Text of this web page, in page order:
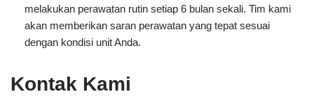
melakukan perawatan rutin setiap 6 bulan sekali. Tim kami
akan memberikan saran perawatan yang tepat sesuai
dengan kondisi unit Anda.
Kontak Kami